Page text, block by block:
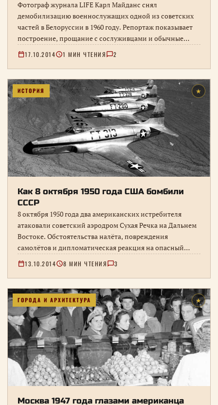
Фотограф журнала LIFE Карл Майданс снял
демобилизацию военнослужащих одной из советских
частей в Белоруссии в 1960 году. Репортаж показывает
построение, прощание с сослуживцами и обычные
моменты армейской жизни без постановочного парада.
17.10.2014 1 МИН ЧТЕНИЯ 2
ИСТОРИЯ ★
Как 8 октября 1950 года США бомбили
СССР
8 октября 1950 года два американских истребителя
атаковали советский аэродром Сухая Речка на Дальнем
Востоке. Обстоятельства налёта, повреждения
самолётов и дипломатическая реакция на опасный
эпизод Корейской войны.
13.10.2014 8 МИН ЧТЕНИЯ 3
ГОРОДА И АРХИТЕКТУРА ★
Москва 1947 года глазами американца